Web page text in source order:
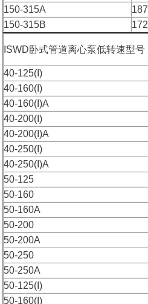
150-315A
187
150-315B
172
ISWD卧式管道离心泵低转速型号
40-125(I)
40-160(I)
40-160(I)A
40-200(I)
40-200(I)A
40-250(I)
40-250(I)A
50-125
50-160
50-160A
50-200
50-200A
50-250
50-250A
50-125(I)
50-160(I)